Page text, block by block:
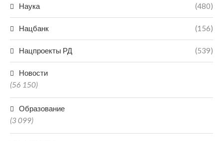
Наука (480)
Нацбанк (156)
Нацпроекты РД (539)
Новости
(56 150)
Образование
(3 099)